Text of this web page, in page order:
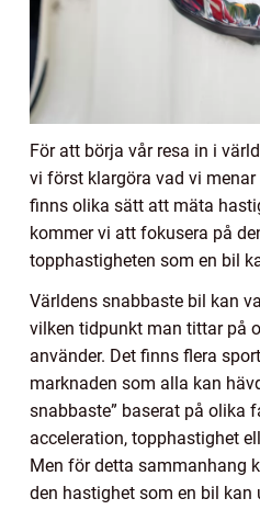
För att börja vår resa in i
vi först klargöra vad vi
finns olika sätt att mäta
kommer vi att fokusera på
topphastigheten som en bil
Världens snabbaste bil kan
vilken tidpunkt man tittar på
använder. Det finns flera
marknaden som alla kan
snabbaste” baserat på olika
acceleration, topphastighet
Men för detta sammanhang
den hastighet som en bil kan